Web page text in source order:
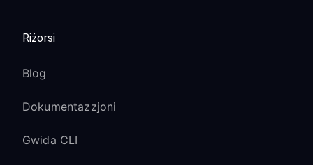
Riżorsi
Blog
Dokumentazzjoni
Gwida CLI